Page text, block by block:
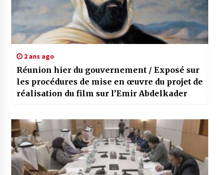
2 ans ago
Réunion hier du gouvernement / Exposé sur
les procédures de mise en œuvre du projet de
réalisation du film sur l’Emir Abdelkader